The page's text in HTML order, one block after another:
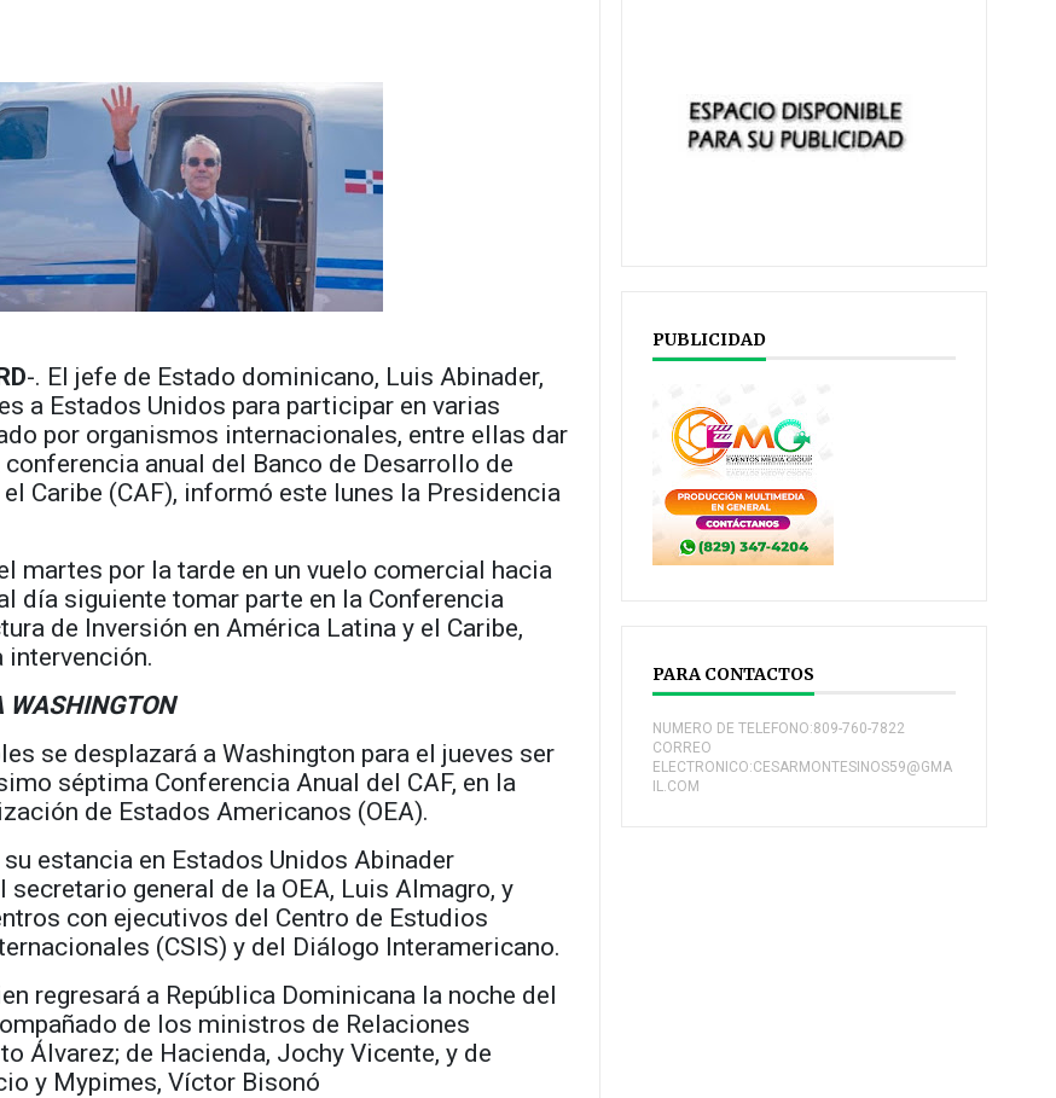
-. El jefe de Estado dominicano, Luis Abinader,
a Estados Unidos para participar en varias
por organismos internacionales, entre ellas dar
anual del Banco de Desarrollo de
Caribe (CAF), informó este lunes la Presidencia
martes por la tarde en un vuelo comercial hacia
día siguiente tomar parte en la Conferencia
de Inversión en América Latina y el Caribe,
intervención.
WASHINGTON
se desplazará a Washington para el jueves ser
séptima Conferencia Anual del CAF, en la
de Estados Americanos (OEA).
estancia en Estados Unidos Abinader
secretario general de la OEA, Luis Almagro, y
con ejecutivos del Centro de Estudios
(CSIS) y del Diálogo Interamericano.
regresará a República Dominicana la noche del
de los ministros de Relaciones
Álvarez; de Hacienda, Jochy Vicente, y de
y Mypimes, Víctor Bisonó
PUBLICIDAD
PARA CONTACTOS
NUMERO DE TELEFONO:809-760-7822
CORREO
ELECTRONICO:CESARMONTESINOS59@GMA
IL.COM